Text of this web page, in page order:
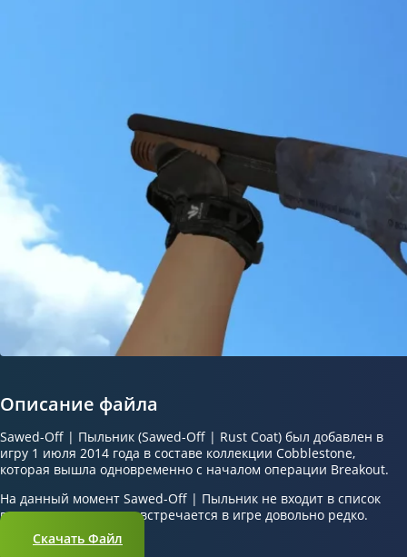
Описание файла
Sawed-Off | Пыльник (Sawed-Off | Rust Coat) был добавлен в
игру 1 июля 2014 года в составе коллекции Cobblestone,
которая вышла одновременно с началом операции Breakout.
На данный момент Sawed-Off | Пыльник не входит в список
популярных скинов и встречается в игре довольно редко.
Скачать Файл